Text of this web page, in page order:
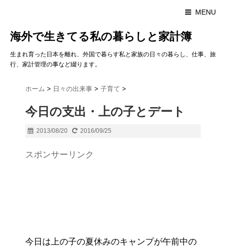
MENU
海外で生きてる私の暮らしと家計簿
生まれ育った日本を離れ、外国で暮らす私と家族の日々の暮らし、仕事、旅
行、家計管理の事など綴ります。
ホーム > 日々の出来事 > 子育て >
今日の支出・上の子とデート
2013/08/20 2016/09/25
スポンサーリンク
今日は上の子の夏休みのキャンプが午前中の